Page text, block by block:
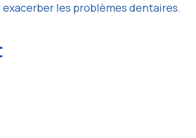
les problèmes dentaires.